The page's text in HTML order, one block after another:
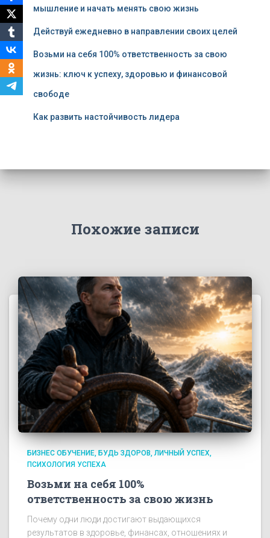
мышление и начать менять свою жизнь
Действуй ежедневно в направлении своих целей
Возьми на себя 100% ответственность за свою
жизнь: ключ к успеху, здоровью и финансовой
свободе
Как развить настойчивость лидера
Похожие записи
БИЗНЕС ОБУЧЕНИЕ БУДЬ ЗДОРОВ ЛИЧНЫЙ УСПЕХ
ПСИХОЛОГИЯ УСПЕХА
Возьми на себя 100%
ответственность за свою жизнь
Почему одни люди достигают выдающихся
результатов в здоровье, финансах, отношениях и